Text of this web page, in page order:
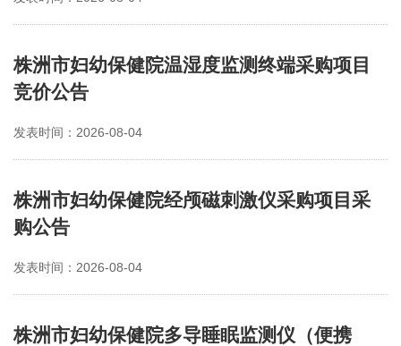
株洲市妇幼保健院温湿度监测终端采购项目
竞价公告
发表时间：2026-08-04
株洲市妇幼保健院经颅磁刺激仪采购项目采
购公告
发表时间：2026-08-04
株洲市妇幼保健院多导睡眠监测仪（便携